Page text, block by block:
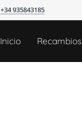
+34 935843185
Inicio Recambios